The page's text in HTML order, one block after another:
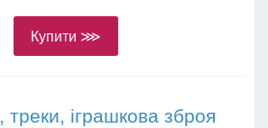
Купити ⋙
іграшкова зброя